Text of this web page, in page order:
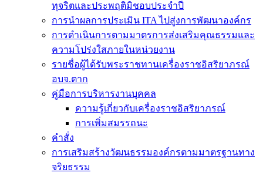
ทุจริตและประพฤติมิชอบประจำปี
การนำผลการประเมิน ITA ไปสู่งการพัฒนาองค์กร
การดำเนินการตามมาตรการส่งเสริมคุณธรรมและ
ความโปร่งใสภายในหน่วยงาน
รายชื่อผู้ได้รับพระราชทานเครื่องราชอิสริยาภรณ์
อบจ.ตาก
คู่มือการบริหารงานบุคคล
ความรู้เกี่ยวกับเครื่องราชอิสริยาภรณ์
การเพิ่มสมรรถนะ
คำสั่ง
การเสริมสร้างวัฒนธรรมองค์กรตามมาตรฐานทาง
จริยธรรม